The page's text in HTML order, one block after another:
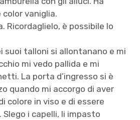
vaniglia.
Ricordaglielo, è possibile lo
suoi talloni si allontanano e mi
mi vedo pallida e mi
La porta d’ingresso si è
quando mi accorgo di aver
colore in viso e di essere
i capelli, li impasto